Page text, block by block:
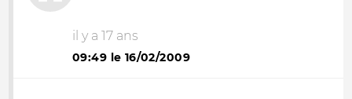
il y a 17 ans
09:49 le 16/02/2009